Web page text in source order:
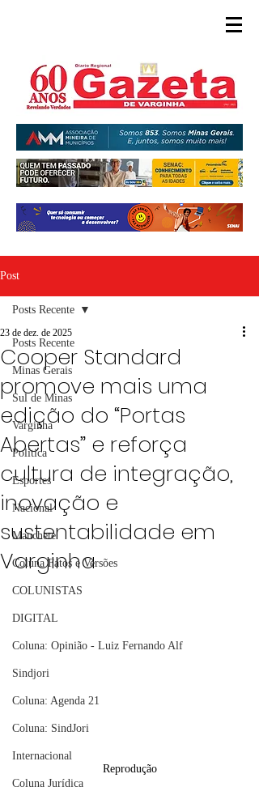
Post
Posts Recente
Minas Gerais
Sul de Minas
Varginha
Política
Esportes
Nacional
Manchete
Coluna Fatos e Versões
COLUNISTAS
DIGITAL
Coluna: Opinião - Luiz Fernando Alf
Sindjori
Coluna: Agenda 21
Coluna: SindJori
Internacional
Coluna Jurídica
Posts Recente
Cooper Standard
promove mais uma
edição do “Portas
Abertas” e reforça
cultura de integração,
inovação e
sustentabilidade em
Varginha
23 de dez. de 2025
Reprodução